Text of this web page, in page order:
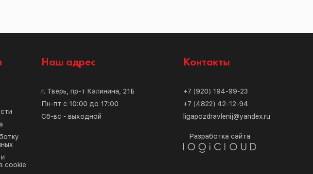
cookie
Наш адрес
г. Тверь, пр-т Калинина, 21Б
Пн-пт с 10:00 до 17:00
Сб-вс - выходной
Контакты
+7 (920) 194-99-23
+7 (4822) 42-12-94
ligapozdravlenij@yandex.ru
Разработка сайта